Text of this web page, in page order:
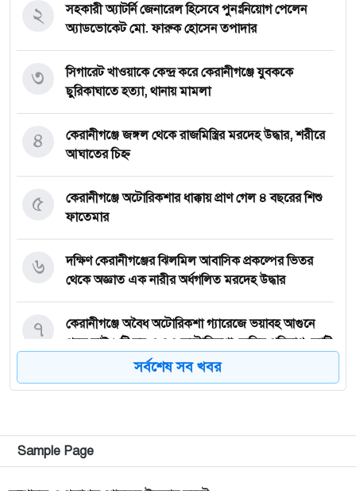
সহকারী অ্যাটর্নি জেনারেল হিসেবে পুনঃনিয়োগ পেলেন
অ্যাডভোকেট মো. ফারুক হোসেন তপাদার
২
সিগারেট খাওয়াকে কেন্দ্র করে কেরানীগঞ্জে যুবককে
ছুরিকাঘাতে হত্যা, থানায় মামলা
৩
কেরানীগঞ্জে জঙ্গল থেকে রাজমিস্ত্রির মরদেহ উদ্ধার, শরীরে
আঘাতের চিহ্ন
৪
কেরানীগঞ্জে অটোরিকশার ধাক্কায় প্রাণ গেল ৪ বছরের শিশু
ফাতেমার
৫
দক্ষিণ কেরানীগঞ্জের ঝিলমিল আবাসিক প্রকল্পের ভিতর
থেকে অজ্ঞাত এক নারীর অর্ধগলিত মরদেহ উদ্ধার
৬
কেরানীগঞ্জে অবৈধ অটোরিকশা গ্যারেজে ভয়াবহ আগুনে
পুড়ে ছাই ৮টি ঘর ও ৪৩ অটোরিকশা, ক্ষতির পরিমাণ কোটি
টাকা ছাড়ানোর দাবি
৭
সোহেলের পর ক্রিকেট কোচিংকে বিদায় জানালেন
কেরানীগঞ্জের আরিফ সোলাইমান
৯
সর্বশেষ সব খবর
Sample Page